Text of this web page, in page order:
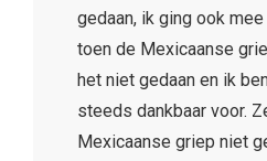
gedaan, ik ging ook
toen de Mexicaanse
het niet gedaan en ik
steeds dankbaar voor.
Mexicaanse griep niet